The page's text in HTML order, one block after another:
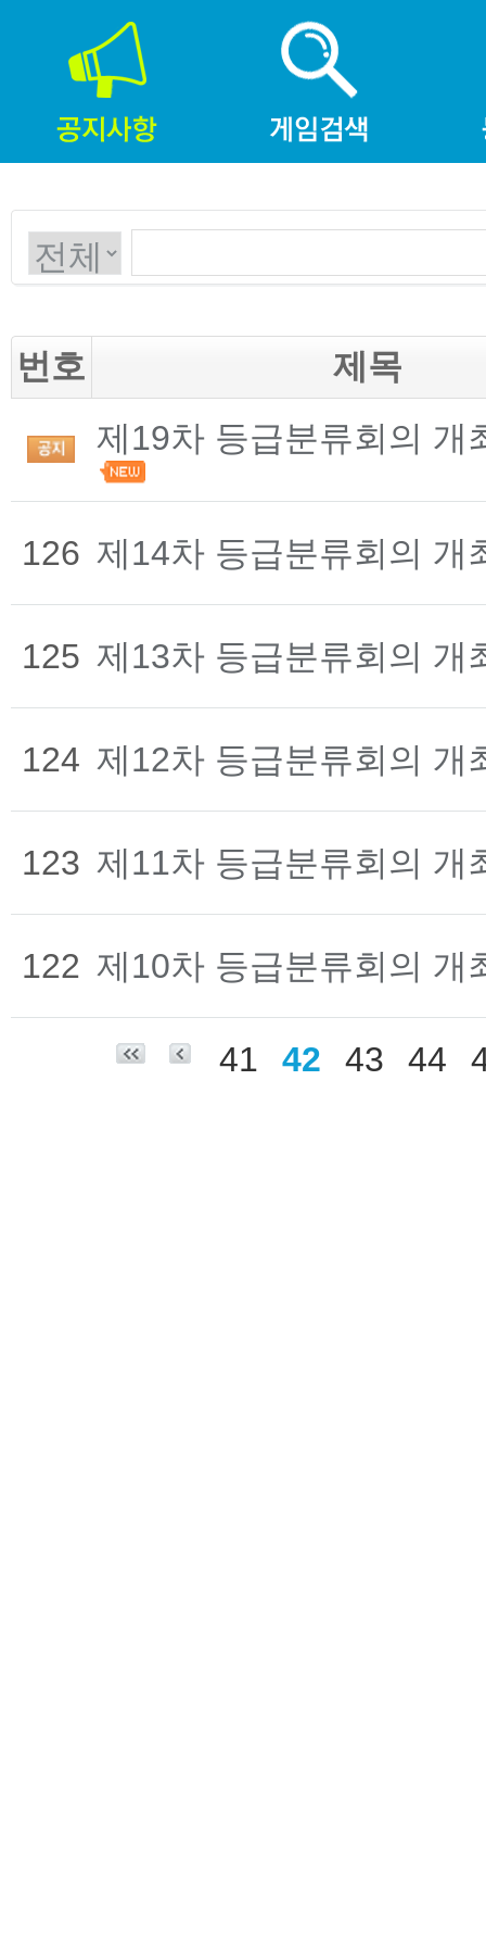
번호
제목
제19차 등급분류회의 개
126 제14차 등급분류회의 개
125 제13차 등급분류회의 개
124 제12차 등급분류회의 개
123 제11차 등급분류회의 개
122 제10차 등급분류회의 개
41 42 43 44